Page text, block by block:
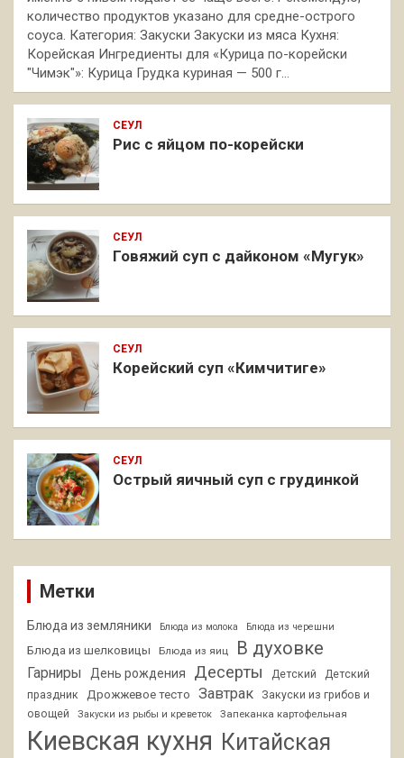
количество продуктов указано для средне-острого
соуса. Категория: Закуски Закуски из мяса Кухня:
Корейская Ингредиенты для «Курица по-корейски
"Чимэк"»: Курица Грудка куриная — 500 г…
СЕУЛ
Рис с яйцом по-корейски
СЕУЛ
Говяжий суп с дайконом «Мугук»
СЕУЛ
Корейский суп «Кимчитиге»
СЕУЛ
Острый яичный суп с грудинкой
Метки
Блюда из земляники Блюда из молока Блюда из черешни
Блюда из шелковицы Блюда из яиц В духовке
Гарниры День рождения Десерты Детский
Детский
праздник
Дрожжевое тесто Завтрак
Закуски из грибов и
овощей
Закуски из рыбы и креветок Запеканка картофельная
Киевская кухня Китайская